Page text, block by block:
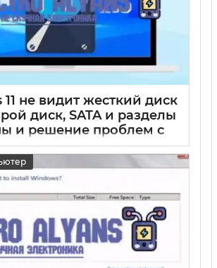
не видит жесткий диск
диск, SATA и разделы
и решение проблем с
0